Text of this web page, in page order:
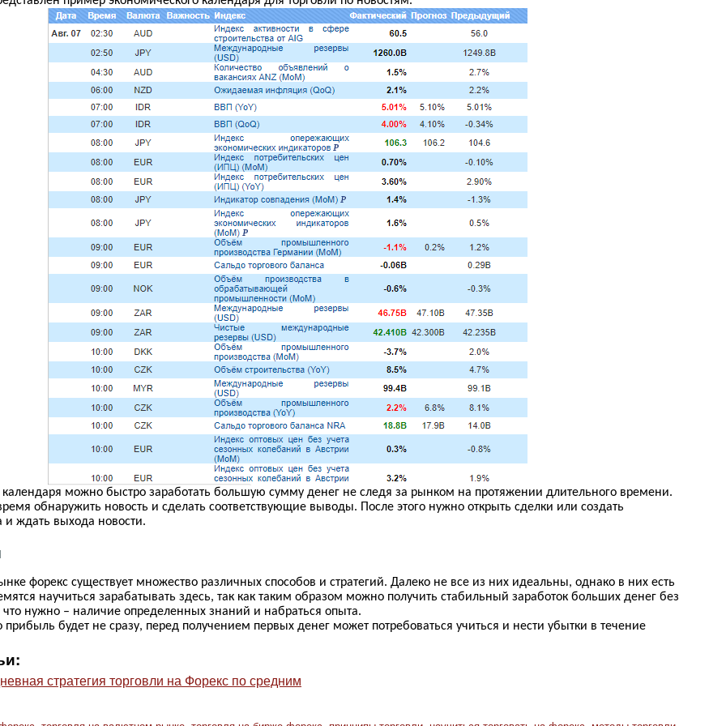
можно быстро заработать большую сумму денег не следя за рынком на протяжении длительного времени.
обнаружить новость и сделать соответствующие выводы. После этого нужно открыть сделки или создать
ждать выхода новости.
форекс существует множество различных способов и стратегий. Далеко не все из них идеальны, однако в них есть
научиться зарабатывать здесь, так как таким образом можно получить стабильный заработок больших денег без
нужно – наличие определенных знаний и набраться опыта.
будет не сразу, перед получением первых денег может потребоваться учиться и нести убытки в течение
стратегия торговли на Форекс по средним